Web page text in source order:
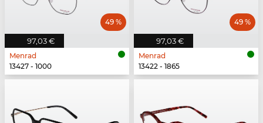
97,03 €
49 %
Menrad
13427 - 1000
97,03 €
49 %
Menrad
13422 - 1865